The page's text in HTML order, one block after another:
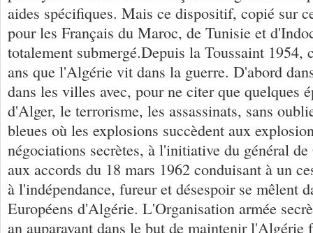
aides spécifiques. Mais ce dispositif, copié sur
pour les Français du Maroc, de Tunisie et
totalement submergé.Depuis la Toussaint 1954,
ans que l'Algérie vit dans la guerre. D'abord
dans les villes avec, pour ne citer que quelques
d'Alger, le terrorisme, les assassinats, sans
bleues où les explosions succèdent aux
négociations secrètes, à l'initiative du général
aux accords du 18 mars 1962 conduisant à un
à l'indépendance, fureur et désespoir se mêlent
Européens d'Algérie. L'Organisation armée
an auparavant dans le but de maintenir l'Algérie